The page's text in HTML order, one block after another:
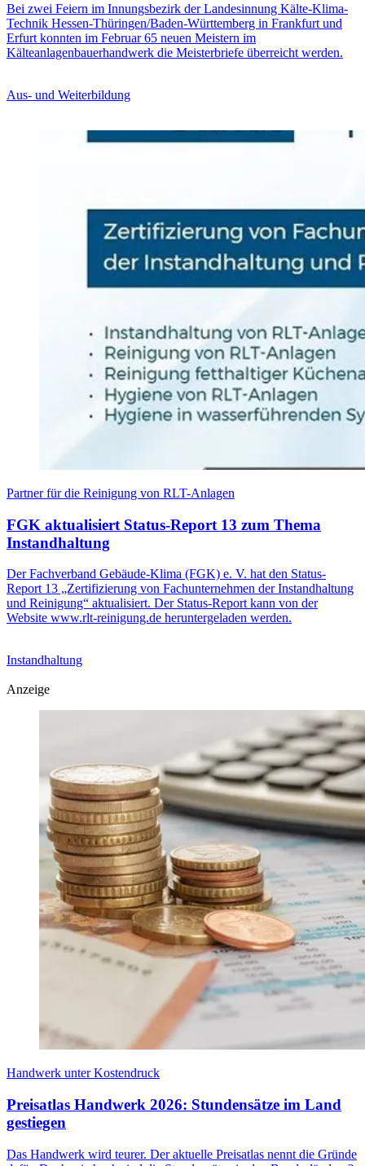
Bei zwei Feiern im Innungsbezirk der Landesinnung Kälte-Klima-
Technik Hessen-Thüringen/Baden-Württemberg in Frankfurt und
Erfurt konnten im Februar 65 neuen Meistern im
Kälteanlagenbauerhandwerk die Meisterbriefe überreicht werden.
Aus- und Weiterbildung
Partner für die Reinigung von RLT-Anlagen
FGK aktualisiert Status-Report 13 zum Thema
Instandhaltung
Der Fachverband Gebäude-Klima (FGK) e. V. hat den Status-
Report 13 „Zertifizierung von Fachunternehmen der Instandhaltung
und Reinigung“ aktualisiert. Der Status-Report kann von der
Website www.rlt-reinigung.de heruntergeladen werden.
Instandhaltung
Anzeige
Handwerk unter Kostendruck
Preisatlas Handwerk 2026: Stundensätze im Land
gestiegen
Das Handwerk wird teurer. Der aktuelle Preisatlas nennt die Gründe